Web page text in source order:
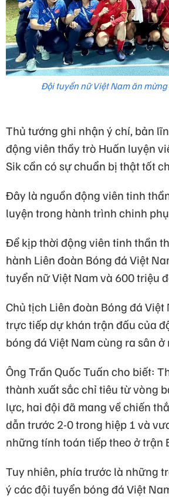
Đội tuyển nữ Việt Nam ăn
Thủ tướng ghi nhận ý chí, bản
động viên thầy trò Huấn luyện
Sik cần có sự chuẩn bị thật tốt
Đây là nguồn động viên tinh
luyện trong hành trình chinh
Để kịp thời động viên tinh thần
hành Liên đoàn Bóng đá Việt
tuyển nữ Việt Nam và 600 triệu
Chủ tịch Liên đoàn Bóng đá
trực tiếp dự khán trận đấu của
bóng đá Việt Nam cùng ra sân
Ông Trần Quốc Tuấn cho biết:
thành xuất sắc chỉ tiêu từ vòng
lực, hai đội đã mang về chiến
dẫn trước 2-0 trong hiệp 1 và
những tính toán tiếp theo ở trận
Tuy nhiên, phía trước là những
ý các đội tuyển bóng đá Việt